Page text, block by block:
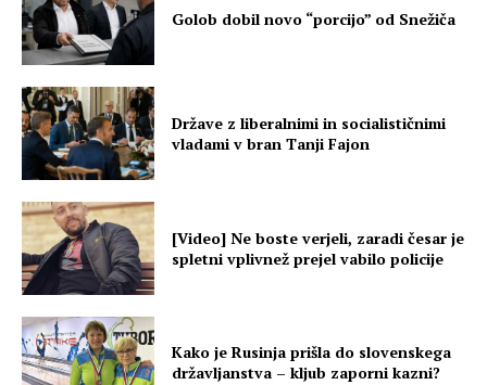
Golob dobil novo “porcijo” od Snežiča
Države z liberalnimi in socialističnimi
vladami v bran Tanji Fajon
[Video] Ne boste verjeli, zaradi česar je
spletni vplivnež prejel vabilo policije
Kako je Rusinja prišla do slovenskega
državljanstva – kljub zaporni kazni?